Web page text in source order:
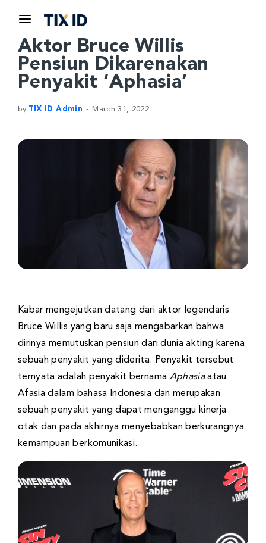
Aktor Bruce Willis
Pensiun Dikarenakan
Penyakit ‘Aphasia’
by TIX ID Admin March 31, 2022
Kabar mengejutkan datang dari aktor legendaris
Bruce Willis yang baru saja mengabarkan bahwa
dirinya memutuskan pensiun dari dunia akting karena
sebuah penyakit yang diderita. Penyakit tersebut
ternyata adalah penyakit bernama Aphasiaatau
Afasia dalam bahasa Indonesia dan merupakan
sebuah penyakit yang dapat menganggu kinerja
otak dan pada akhirnya menyebabkan berkurangnya
kemampuan berkomunikasi.